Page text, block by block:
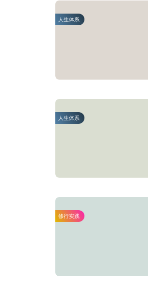
人生体系
人生体系
修行实践